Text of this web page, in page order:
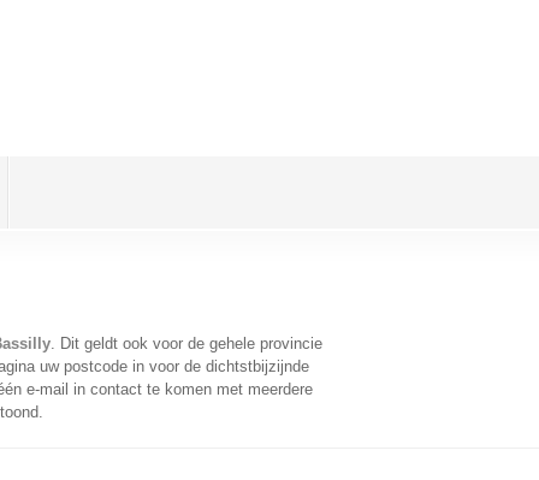
. Dit geldt ook voor de gehele provincie
uw postcode in voor de dichtstbijzijnde
e-mail in contact te komen met meerdere